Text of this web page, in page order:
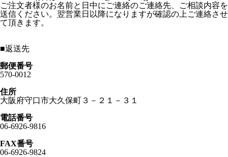
ご注文者様のお名前と日中にご連絡のご連絡先、ご相談内容を
送信ください。翌営業日以降になりますが確認の上ご連絡させ
て頂きます。
■返送先
郵便番号
570-0012
住所
大阪府守口市大久保町３－２１－３１
電話番号
06-6926-9816
FAX番号
06-6926-9824